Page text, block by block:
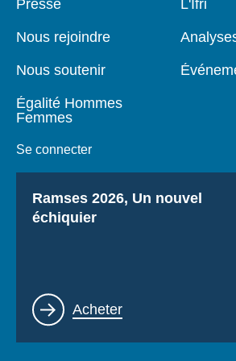
Presse
Nous rejoindre
Nous soutenir
Égalité Hommes
Femmes
Se connecter
L'Ifri
Titre
Ramses 2026, Un nouvel
échiquier
Lien
Acheter